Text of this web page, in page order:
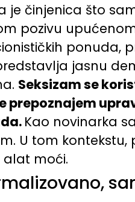
je činjenica što
pozivu
ponuda,
jasnu
Seksizam se
prepoznajem
Kao novinarka
U tom
alat moći.